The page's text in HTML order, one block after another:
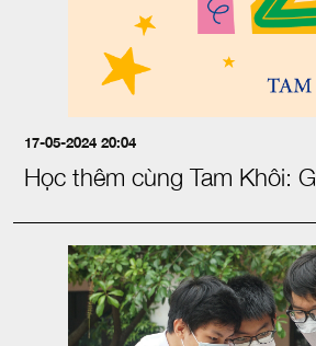
17-05-2024 20:04
Học thêm cùng Tam Khôi: